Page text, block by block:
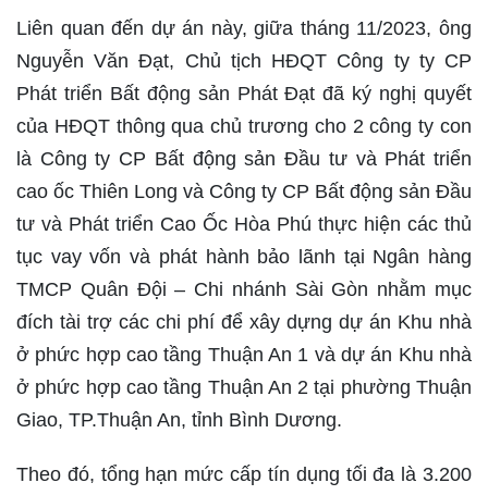
Liên quan đến dự án này, giữa tháng 11/2023, ông
Nguyễn Văn Đạt, Chủ tịch HĐQT Công ty ty CP
Phát triển Bất động sản Phát Đạt đã ký nghị quyết
của HĐQT thông qua chủ trương cho 2 công ty con
là Công ty CP Bất động sản Đầu tư và Phát triển
cao ốc Thiên Long và Công ty CP Bất động sản Đầu
tư và Phát triển Cao Ốc Hòa Phú thực hiện các thủ
tục vay vốn và phát hành bảo lãnh tại Ngân hàng
TMCP Quân Đội – Chi nhánh Sài Gòn nhằm mục
đích tài trợ các chi phí để xây dựng dự án Khu nhà
ở phức hợp cao tầng Thuận An 1 và dự án Khu nhà
ở phức hợp cao tầng Thuận An 2 tại phường Thuận
Giao, TP.Thuận An, tỉnh Bình Dương.
Theo đó, tổng hạn mức cấp tín dụng tối đa là 3.200